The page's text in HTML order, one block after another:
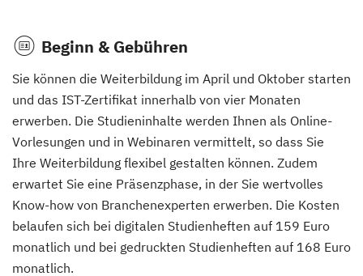
Beginn & Gebühren
Sie können die Weiterbildung im April und Oktober starten
und das IST-Zertifikat innerhalb von vier Monaten
erwerben. Die Studieninhalte werden Ihnen als Online-
Vorlesungen und in Webinaren vermittelt, so dass Sie
Ihre Weiterbildung flexibel gestalten können. Zudem
erwartet Sie eine Präsenzphase, in der Sie wertvolles
Know-how von Branchenexperten erwerben. Die Kosten
belaufen sich bei digitalen Studienheften auf 159 Euro
monatlich und bei gedruckten Studienheften auf 168 Euro
monatlich.